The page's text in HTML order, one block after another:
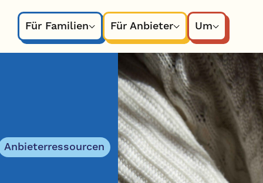
Für Familien
Für Anbieter Um
Anbieterressourcen